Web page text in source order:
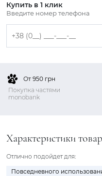
Купить в 1 клик
Введите номер телефона
От 950 грн
Покупка частями
monobank
Характеристики
Отлично подойдет для:
Повседневного